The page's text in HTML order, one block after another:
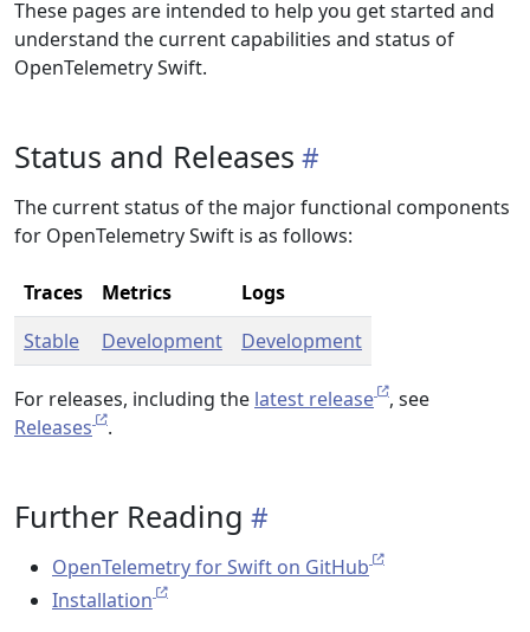
These pages are intended to help you get started and
understand the current capabilities and status of
OpenTelemetry Swift.
Status and Releases
The current status of the major functional components
for OpenTelemetry Swift is as follows:
Traces Metrics
Logs
Stable
Development Development
For releases, including the latest release
, see
Releases
.
Further Reading
OpenTelemetry for Swift on GitHub
Installation